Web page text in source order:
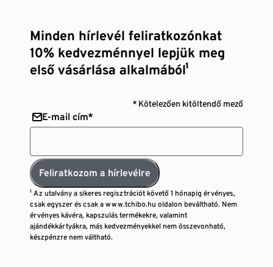
Minden hírlevél feliratkozónkat
10% kedvezménnyel lepjük meg
első vásárlása alkalmából¹
* Kötelezően kitöltendő mező
E-mail cím*
Feliratkozom a hírlevélre
¹ Az utalvány a sikeres regisztrációt követő 1 hónapig érvényes,
csak egyszer és csak a www.tchibo.hu oldalon beváltható. Nem
érvényes kávéra, kapszulás termékekre, valamint
ajándékkártyákra, más kedvezményekkel nem összevonható,
készpénzre nem váltható.